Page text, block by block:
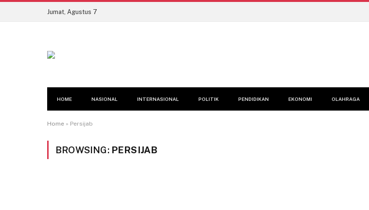
Jumat, Agustus 7
HOME NASIONAL INTERNASIONAL POLITIK PENDIDIKAN EKONOMI OLAHRAGA
Home » Persijab
BROWSING: PERSIJAB